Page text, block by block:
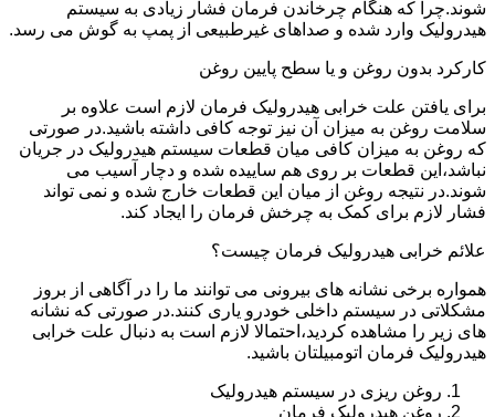
شوند.چرا که هنگام چرخاندن فرمان فشار زیادی به سیستم
هیدرولیک وارد شده و صداهای غیرطبیعی از پمپ به گوش می رسد.
کارکرد بدون روغن و یا سطح پایین روغن
برای یافتن علت خرابی هیدرولیک فرمان لازم است علاوه بر
سلامت روغن به میزان آن نیز توجه کافی داشته باشید.در صورتی
که روغن به میزان کافی میان قطعات سیستم هیدرولیک در جریان
نباشد،این قطعات بر روی هم ساییده شده و دچار آسیب می
شوند.در نتیجه روغن از میان این قطعات خارج شده و نمی تواند
فشار لازم برای کمک به چرخش فرمان را ایجاد کند.
علائم خرابی هیدرولیک فرمان چیست؟
همواره برخی نشانه های بیرونی می توانند ما را در آگاهی از بروز
مشکلاتی در سیستم داخلی خودرو یاری کنند.در صورتی که نشانه
های زیر را مشاهده کردید،احتمالا لازم است به دنبال علت خرابی
هیدرولیک فرمان اتومبیلتان باشید.
روغن ریزی در سیستم هیدرولیک
روغن هیدرولیک فرمان